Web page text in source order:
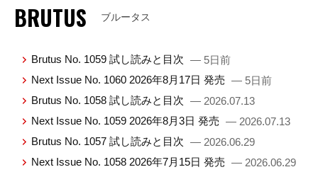
BRUTUS ブルータス
Brutus No. 1059 試し読みと目次 — 5日前
Next Issue No. 1060 2026年8月17日 発売 — 5日前
Brutus No. 1058 試し読みと目次 — 2026.07.13
Next Issue No. 1059 2026年8月3日 発売 — 2026.07.13
Brutus No. 1057 試し読みと目次 — 2026.06.29
Next Issue No. 1058 2026年7月15日 発売 — 2026.06.29